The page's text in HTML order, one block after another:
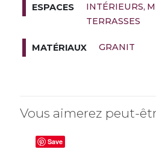
ESPACES INTÉRIEURS
TERRASSES
MATÉRIAUX GRANIT
Vous aimerez peut-
Save